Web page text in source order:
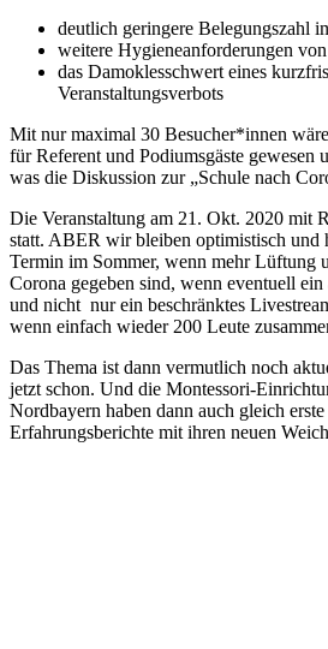
deutlich geringere Belegungszahl
weitere Hygieneanforderungen
das Damoklesschwert eines
Veranstaltungsverbots
Mit nur maximal 30 Besucher*innen
für Referent und Podiumsgäste gewesen
was die Diskussion zur „Schule nach
Die Veranstaltung am 21. Okt. 2020 mit
statt. ABER wir bleiben optimistisch und
Termin im Sommer, wenn mehr Lüftung
Corona gegeben sind, wenn eventuell
und nicht nur ein beschränktes
wenn einfach wieder 200 Leute
Das Thema ist dann vermutlich noch
jetzt schon. Und die Montessori-
Nordbayern haben dann auch gleich
Erfahrungsberichte mit ihren neuen